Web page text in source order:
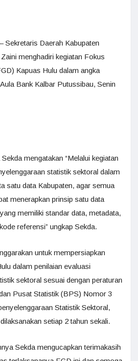
Sekretaris Daerah Kabupaten
menghadiri kegiatan Fokus
Kapuas Hulu dalam angka
Bank Kalbar Putussibau, Senin
mengatakan “Melalui kegiatan
statistik sektoral dalam
satu data Kabupaten, agar semua
menerapkan prinsip satu data
memiliki standar data, metadata,
referensi” ungkap Sekda.
untuk mempersiapkan
dalam penilaian evaluasi
sektoral sesuai dengan peraturan
Pusat Statistik (BPS) Nomor 3
Statistik Sektoral,
setiap 2 tahun sekali.
Sekda mengucapkan terimakasih